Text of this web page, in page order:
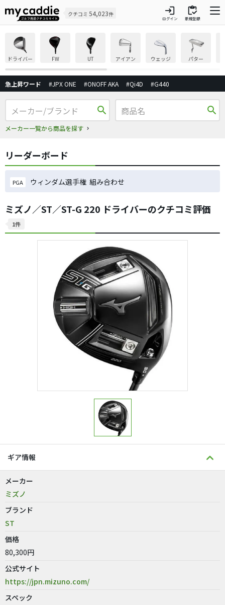
クチコミ 54,023件 login
ログイン
inventory
新規登録
ドライバー FW UT アイアン ウェッジ パター
急上昇ワード #JPX ONE #ONOFF AKA #Qi4D #G440
search
メーカー一覧から商品を探す
search
リーダーボード
PGA ウィンダム選手権 組み合わせ
ミズノ／ST／ST-G 220 ドライバーのクチコミ評価
1件
ギア情報
メーカー
ミズノ
ブランド
ST
価格
80,300円
公式サイト
https://jpn.mizuno.com/
スペック